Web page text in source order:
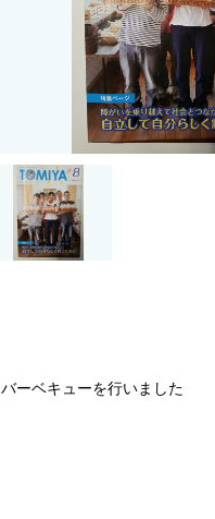
バーベキューを行いました